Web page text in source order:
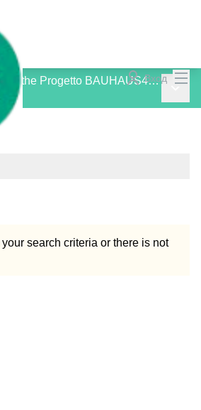
Вход
Consultation Process for the Progetto BAUHAUS4MED
search criteria or there is not